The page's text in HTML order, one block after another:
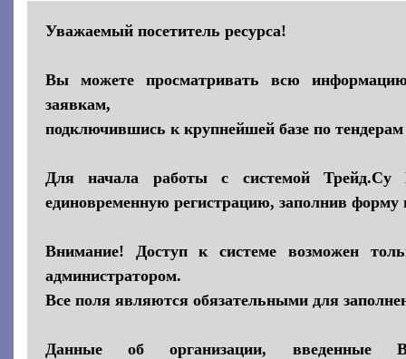
Уважаемый посетитель ресурса!
Вы можете просматривать всю
заявкам,
подключившись к крупнейшей базе по
Для начала работы с системой Трейд.Су
единовременную регистрацию, заполнив форму
Внимание! Доступ к системе возможен
администратором.
Все поля являются обязательными для
Данные об организации, введенные